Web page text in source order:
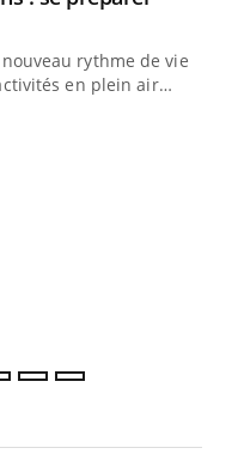
rythme de vie !
en plein air…